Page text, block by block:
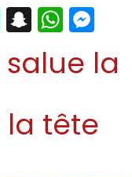
LinkedIn
Snapchat
salue la
tête